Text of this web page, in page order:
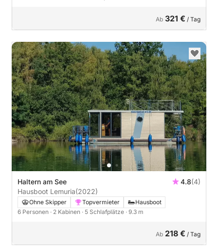
Ab 321 € / Tag
Haltern am See 4.8(4)
Hausboot Lemuria(2022)
Ohne Skipper Topvermieter
Hausboot
6 Personen · 2 Kabinen · 5 Schlafplätze · 9.3 m
Ab 218 € / Tag